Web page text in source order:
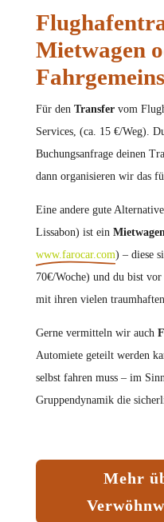
Mietwagen
Für den Transfervom
Services, (ca. 15 €/Weg).
Buchungsanfrage deinen
dann organisieren wir das
Eine andere gute
Lissabon) ist ein
www.farocar.com) – diese
70€/Woche) und du bist
mit ihren vielen
Gerne vermitteln wir auch
Automiete geteilt werden
selbst fahren muss – im
Gruppendynamik die
Mehr